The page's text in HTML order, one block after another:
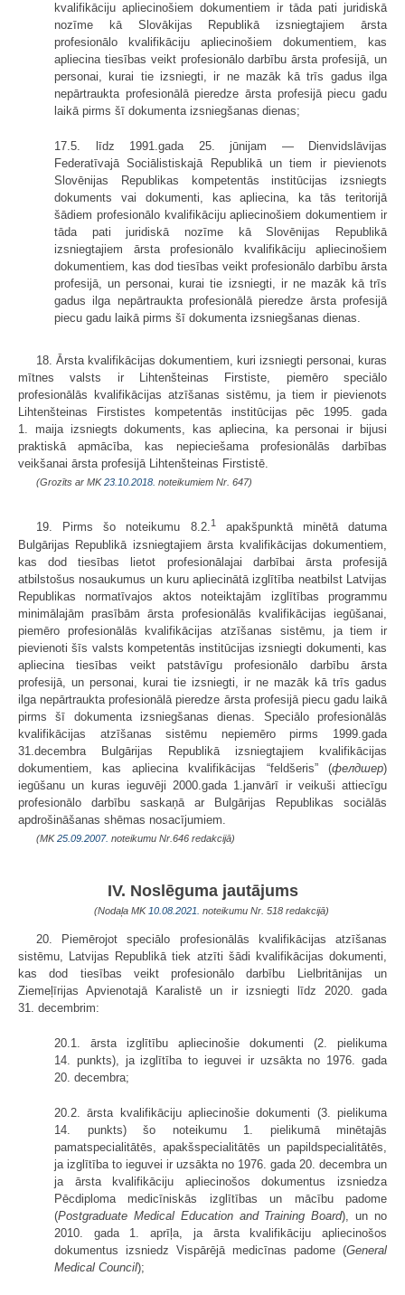
kvalifikāciju apliecinošiem dokumentiem ir tāda pati juridiskā
nozīme kā Slovākijas Republikā izsniegtajiem ārsta
profesionālo kvalifikāciju apliecinošiem dokumentiem, kas
apliecina tiesības veikt profesionālo darbību ārsta pro­fesijā, un
personai, kurai tie izsniegti, ir ne mazāk kā trīs gadus ilga
nepārtraukta profesionālā pieredze ārsta profesijā piecu gadu
laikā pirms šī dokumenta izsniegšanas dienas;
17.5. līdz 1991.gada 25. jūnijam — Dienvidslāvijas
Federatīvajā Sociālistiskajā Republikā un tiem ir pievienots
Slovēnijas Republikas kompetentās institūcijas izsniegts
dokuments vai dokumenti, kas apliecina, ka tās teritorijā
šādiem profesionālo kvalifikāciju apliecinošiem dokumentiem ir
tāda pati juridiskā nozīme kā Slovē­nijas Republikā
izsniegtajiem ārsta profesionālo kvalifikāciju apliecinošiem
dokumentiem, kas dod tiesības veikt profesionālo darbību ārsta
profesijā, un personai, kurai tie izsniegti, ir ne mazāk kā trīs
gadus ilga nepārtraukta profe­sionālā pieredze ārsta profesijā
piecu gadu laikā pirms šī dokumenta izsnieg­šanas dienas.
18. Ārsta kvalifikācijas dokumentiem, kuri izsniegti personai, kuras
mītnes valsts ir Lihtenšteinas Firstiste, piemēro speciālo
profesionālās kvalifikācijas atzīšanas sistēmu, ja tiem ir pievienots
Lihtenšteinas Firstistes kompetentās institūcijas pēc 1995. gada
1. maija izsniegts dokuments, kas apliecina, ka personai ir bijusi
praktiskā apmācība, kas nepieciešama profesionālās darbības
veikšanai ārsta profesijā Lihtenšteinas Firstistē.
(Grozīts ar MK23.10.2018. noteikumiem Nr. 647)
19. Pirms šo noteikumu 8.2.1apakšpunktā minētā datuma
Bulgārijas Republikā izsniegtajiem ārsta kvalifikācijas dokumentiem,
kas dod tiesības lietot pro­fesionālajai darbībai ārsta profesijā
atbilstošus nosaukumus un kuru aplie­cinātā izglītība neatbilst Latvijas
Republikas normatīvajos aktos noteiktajām izglītības programmu
minimālajām prasībām ārsta profesionālās kvalifikācijas iegūšanai,
piemēro profesionālās kvalifikācijas atzīšanas sistēmu, ja tiem ir
pievienoti šīs valsts kompetentās institūcijas izsniegti dokumenti, kas
apliecina tiesības veikt patstāvīgu profesionālo darbību ārsta
profesijā, un personai, kurai tie izsniegti, ir ne mazāk kā trīs gadus
ilga nepārtraukta profesionālā pieredze ārsta profesijā piecu gadu laikā
pirms šī dokumenta izsniegšanas dienas. Speciālo profesionālās
kvalifikācijas atzīšanas sistēmu nepiemēro pirms 1999.gada
31.decembra Bulgārijas Republikā izsniegtajiem kvalifikācijas
dokumentiem, kas apliecina kvalifikācijas “feldšeris” (фелдшер)
iegūšanu un kuras ieguvēji 2000.gada 1.janvārī ir veikuši attiecīgu
profesionālo darbību saska­ņā ar Bulgārijas Republikas sociālās
apdrošināšanas shēmas nosa­cījumiem.
(MK25.09.2007. noteikumu Nr.646 redakcijā)
IV. Noslēguma jautājums
(Nodaļa MK10.08.2021. noteikumu Nr. 518 redakcijā)
20. Piemērojot speciālo profesionālās kvalifikācijas atzīšanas
sistēmu, Latvijas Republikā tiek atzīti šādi kvalifikācijas dokumenti,
kas dod tiesības veikt profesionālo darbību Lielbritānijas un
Ziemeļīrijas Apvienotajā Karalistē un ir izsniegti līdz 2020. gada
31. decembrim:
20.1. ārsta izglītību apliecinošie dokumenti (2. pielikuma
14. punkts), ja izglītība to ieguvei ir uzsākta no 1976. gada
20. decembra;
20.2. ārsta kvalifikāciju apliecinošie dokumenti (3. pielikuma
14. punkts) šo noteikumu 1. pielikumā minētajās
pamatspecialitātēs, apakšspecialitātēs un papildspecialitātēs,
ja izglītība to ieguvei ir uzsākta no 1976. gada 20. decembra un
ja ārsta kvalifikāciju apliecinošos dokumentus izsniedza
Pēcdiploma medicīniskās izglītības un mācību padome
(Postgraduate Medical Education and Training Board), un no
2010. gada 1. aprīļa, ja ārsta kvalifikāciju apliecinošos
dokumentus izsniedz Vispārējā medicīnas padome (General
Medical Council);